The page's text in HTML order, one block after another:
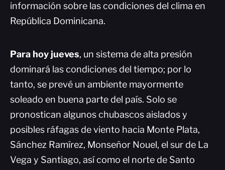
información sobre las condiciones del clima en
República Dominicana.
Para hoy jueves, un sistema de alta presión
dominará las condiciones del tiempo; por lo
tanto, se prevé un ambiente mayormente
soleado en buena parte del país. Solo se
pronostican algunos chubascos aislados y
posibles ráfagas de viento hacia Monte Plata,
Sánchez Ramírez, Monseñor Nouel, el sur de La
Vega y Santiago, así como el norte de Santo